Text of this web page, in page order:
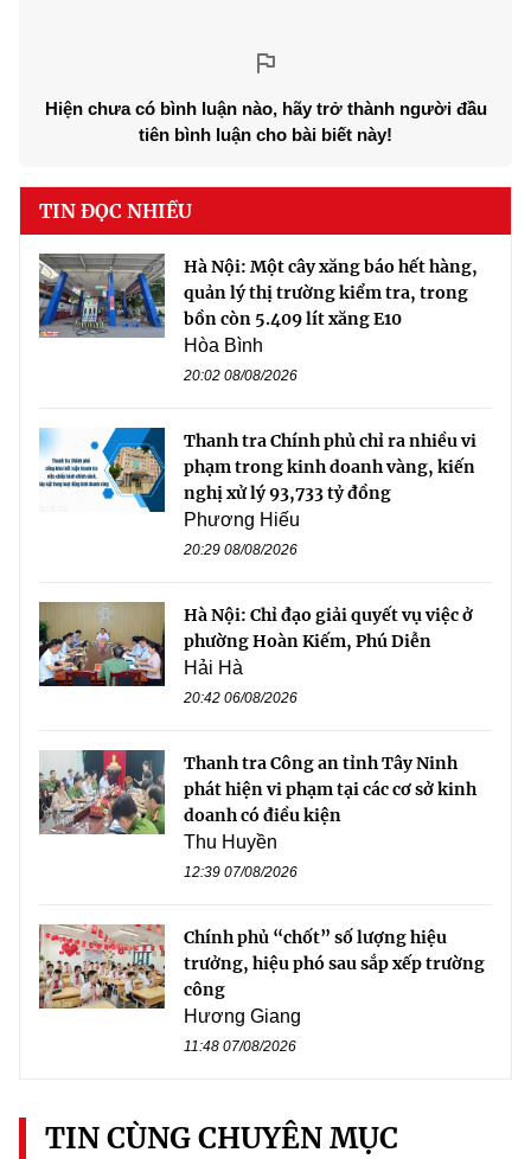
Hiện chưa có bình luận nào, hãy trở thành người đầu
tiên bình luận cho bài biết này!
TIN ĐỌC NHIỀU
Hà Nội: Một cây xăng báo hết hàng,
quản lý thị trường kiểm tra, trong
bồn còn 5.409 lít xăng E10
Hòa Bình
20:02 08/08/2026
Thanh tra Chính phủ chỉ ra nhiều vi
phạm trong kinh doanh vàng, kiến
nghị xử lý 93,733 tỷ đồng
Phương Hiếu
20:29 08/08/2026
Hà Nội: Chỉ đạo giải quyết vụ việc ở
phường Hoàn Kiếm, Phú Diễn
Hải Hà
20:42 06/08/2026
Thanh tra Công an tỉnh Tây Ninh
phát hiện vi phạm tại các cơ sở kinh
doanh có điều kiện
Thu Huyền
12:39 07/08/2026
Chính phủ “chốt” số lượng hiệu
trưởng, hiệu phó sau sắp xếp trường
công
Hương Giang
11:48 07/08/2026
TIN CÙNG CHUYÊN MỤC